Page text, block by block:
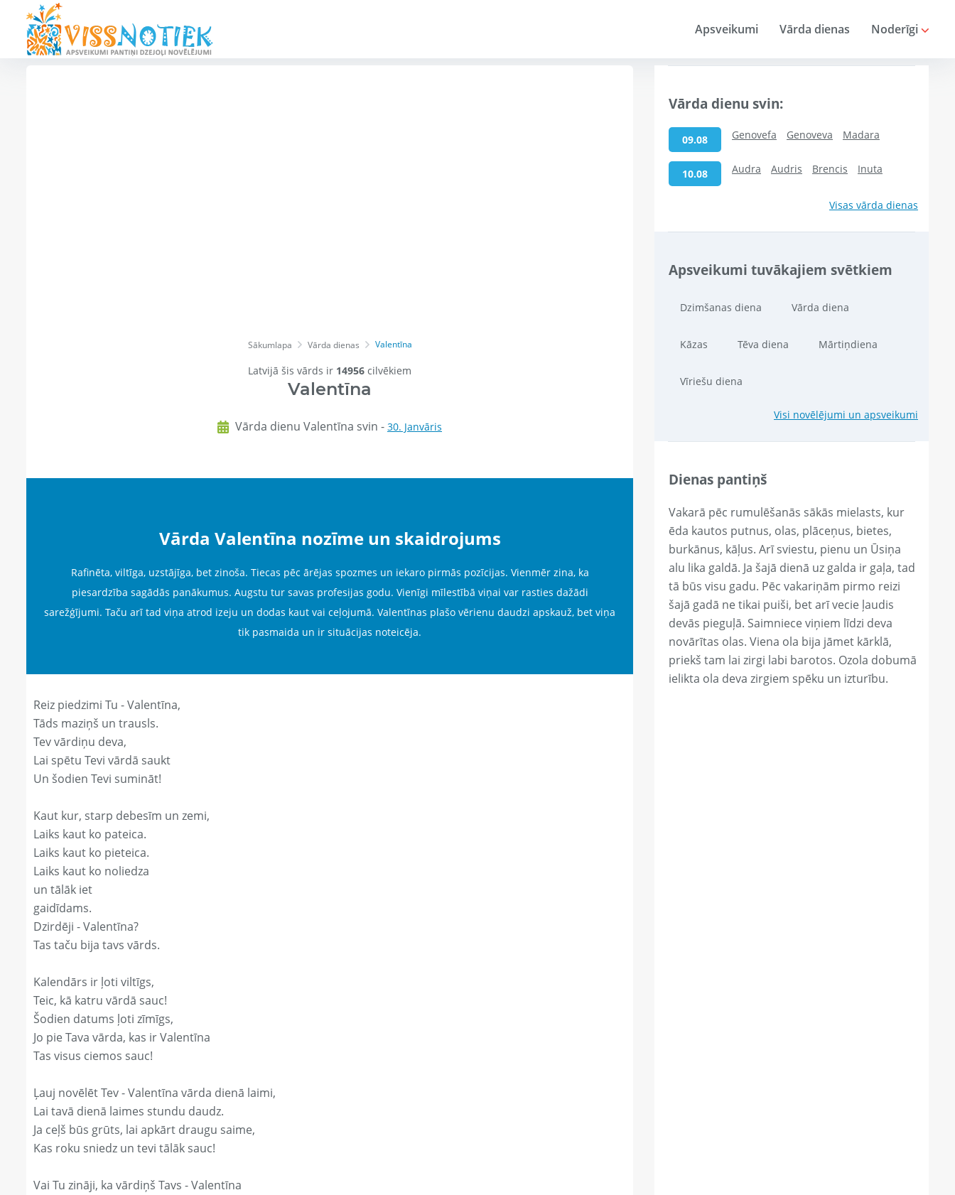
Apsveikumi Vārda dienas Noderīgi
Sākumlapa Vārda dienas Valentīna
Latvijā šis vārds ir 14956 cilvēkiem
Valentīna
Vārda dienu Valentīna svin - 30. Janvāris
Vārda Valentīna nozīme un skaidrojums
Rafinēta, viltīga, uzstājīga, bet zinoša. Tiecas pēc ārējas spozmes un iekaro pirmās pozīcijas. Vienmēr zina, ka
piesardzība sagādās panākumus. Augstu tur savas profesijas godu. Vienīgi mīlestībā viņai var rasties dažādi
sarežģījumi. Taču arī tad viņa atrod izeju un dodas kaut vai ceļojumā. Valentīnas plašo vērienu daudzi apskauž, bet viņa
tik pasmaida un ir situācijas noteicēja.
Reiz piedzimi Tu - Valentīna,
Tāds maziņš un trausls.
Tev vārdiņu deva,
Lai spētu Tevi vārdā saukt
Un šodien Tevi sumināt!
Kaut kur, starp debesīm un zemi,
Laiks kaut ko pateica.
Laiks kaut ko pieteica.
Laiks kaut ko noliedza
un tālāk iet
gaidīdams.
Dzirdēji - Valentīna?
Tas taču bija tavs vārds.
Kalendārs ir ļoti viltīgs,
Teic, kā katru vārdā sauc!
Šodien datums ļoti zīmīgs,
Jo pie Tava vārda, kas ir Valentīna
Tas visus ciemos sauc!
Ļauj novēlēt Tev - Valentīna vārda dienā laimi,
Lai tavā dienā laimes stundu daudz.
Ja ceļš būs grūts, lai apkārt draugu saime,
Kas roku sniedz un tevi tālāk sauc!
Vai Tu zināji, ka vārdiņš Tavs - Valentīna
Vārda dienu svin:
09.08 Genovefa Genoveva Madara
10.08 Audra Audris Brencis Inuta
Visas vārda dienas
Apsveikumi tuvākajiem svētkiem
Dzimšanas diena Vārda diena
Kāzas Tēva diena Mārtiņdiena
Vīriešu diena
Visi novēlējumi un apsveikumi
Dienas pantiņš
Vakarā pēc rumulēšanās sākās mielasts, kur
ēda kautos putnus, olas, plāceņus, bietes,
burkānus, kāļus. Arī sviestu, pienu un Ūsiņa
alu lika galdā. Ja šajā dienā uz galda ir gaļa, tad
tā būs visu gadu. Pēc vakariņām pirmo reizi
šajā gadā ne tikai puiši, bet arī vecie ļaudis
devās pieguļā. Saimniece viņiem līdzi deva
novārītas olas. Viena ola bija jāmet kārklā,
priekš tam lai zirgi labi barotos. Ozola dobumā
ielikta ola deva zirgiem spēku un izturību.